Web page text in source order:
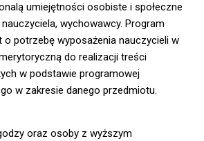
umiejętności osobiste i społeczne
wychowawcy. Program
potrzebę wyposażenia nauczycieli w
do realizacji treści
w podstawie programowej
w zakresie danego przedmiotu.
oraz osoby z wyższym